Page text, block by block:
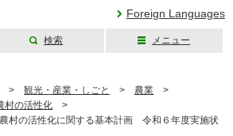
Foreign Languages
検索 メニュー
> 観光・産業・しごと > 農業 >
村の活性化 >
村の活性化に関する基本計画 令和６年度実施状